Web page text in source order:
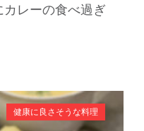
レーの食べ過ぎ
健康に良さそうな料理